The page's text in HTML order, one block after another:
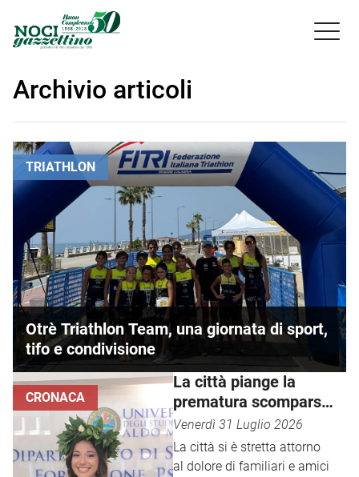

Archivio articoli
Otrè Triathlon Team, una giornata di sport,
tifo e condivisione
TRIATHLON
CRONACA
La città piange la
prematura scomparsa
di Vitiana D’Onghia
Venerdì 31 Luglio 2026
La città si è stretta attorno
al dolore di familiari e amici